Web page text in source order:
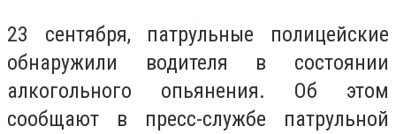
23 сентября, патрульные полицейские
обнаружили водителя в состоянии
алкогольного опьянения. Об этом
сообщают в пресс-службе патрульной